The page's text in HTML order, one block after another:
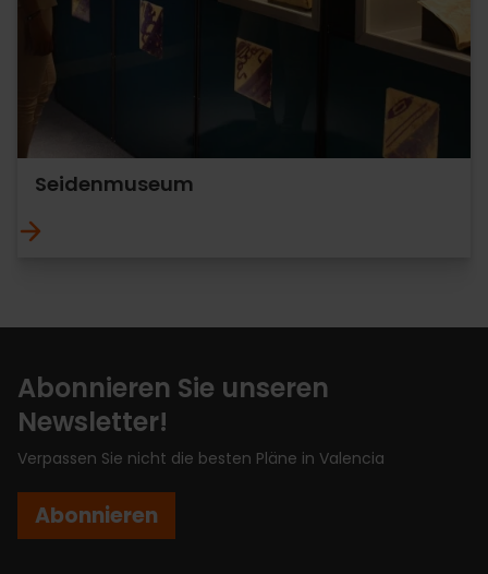
Seidenmuseum
Abonnieren Sie unseren
Newsletter!
Verpassen Sie nicht die besten Pläne in Valencia
Abonnieren